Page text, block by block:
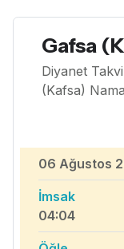
Gafsa
Diyanet
(Kafsa)
06 Ağustos
İmsak
04:04